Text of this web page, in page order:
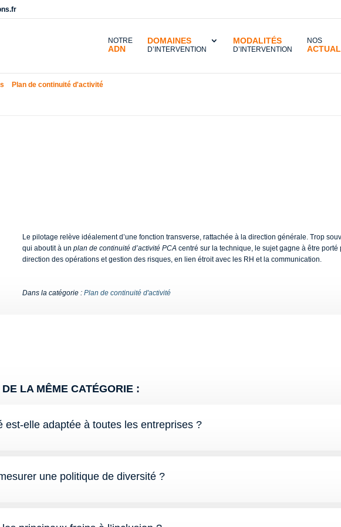
NOTRE
ADN
DOMAINES
D’INTERVENTION
MODALITÉS
D’INTERVENTION
NOS
Plan de continuité d'activité
Le pilotage relève idéalement d’une fonction transverse, rattachée à la direction générale. Trop
qui aboutit à un plan de continuité d’activité PCA centré sur la technique, le sujet gagne à être
direction des opérations et gestion des risques, en lien étroit avec les RH et la communication.
Dans la catégorie : Plan de continuité d'activité
LA MÊME CATÉGORIE :
est-elle adaptée à toutes les entreprises ?
une politique de diversité ?